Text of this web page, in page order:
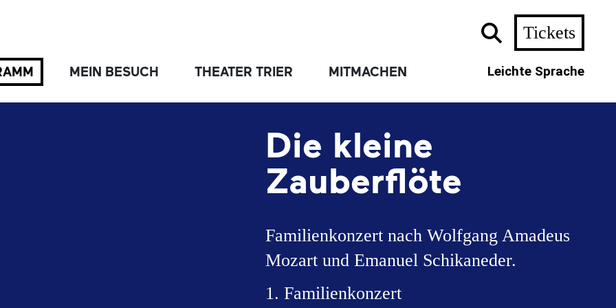
MEIN BESUCH THEATER TRIER MITMACHEN
Tickets
Leichte Sprache
Die kleine
Zauberflöte
Familienkonzert nach Wolfgang Amadeus
Mozart und Emanuel Schikaneder.
1. Familienkonzert